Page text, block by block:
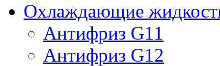
Охлаждающие
Антифриз G11
Антифриз G12